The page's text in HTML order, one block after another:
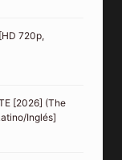
720p,
[2026] (The
Inglés]